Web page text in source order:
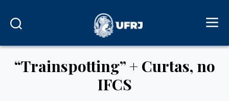
“Trainspotting” + Curtas, no
IFCS